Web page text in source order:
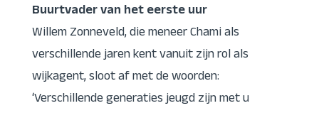
Buurtvader van het eerste uur
Willem Zonneveld, die meneer Chami als
verschillende jaren kent vanuit zijn rol als
wijkagent, sloot af met de woorden:
‘Verschillende generaties jeugd zijn met u